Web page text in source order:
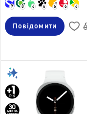
9 8 6 6 6 6 6
Повідомити